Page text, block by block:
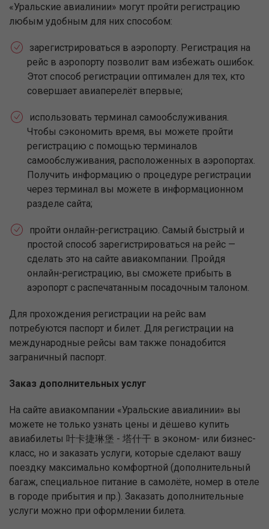
«Уральские авиалинии» могут пройти регистрацию
любым удобным для них способом:
зарегистрироваться в аэропорту. Регистрация на
рейс в аэропорту позволит вам избежать ошибок.
Этот способ регистрации оптимален для тех, кто
совершает авиаперелёт впервые;
использовать терминал самообслуживания.
Чтобы сэкономить время, вы можете пройти
регистрацию с помощью терминалов
самообслуживания, расположенных в аэропортах.
Получить информацию о процедуре регистрации
через терминал вы можете в информационном
разделе сайта;
пройти онлайн-регистрацию. Самый быстрый и
простой способ зарегистрироваться на рейс —
сделать это на сайте авиакомпании. Пройдя
онлайн-регистрацию, вы сможете прибыть в
аэропорт с распечатанным посадочным талоном.
Для прохождения регистрации на рейс вам
потребуются паспорт и билет. Для регистрации на
международные рейсы вам также понадобится
заграничный паспорт.
Заказ дополнительных услуг
На сайте авиакомпании «Уральские авиалинии» вы
можете не только узнать цены и дёшево купить
авиабилеты 叶卡捷琳堡 - 塔什干 в эконом- или бизнес-
класс, но и заказать услуги, которые сделают вашу
поездку максимально комфортной (дополнительный
багаж, специальное питание в самолёте, номер в отеле
в городе прибытия и пр.). Заказать дополнительные
услуги можно при оформлении билета.